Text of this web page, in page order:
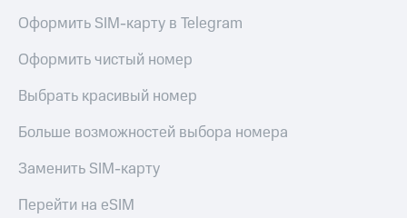
Оформить SIM-карту в Telegram
Оформить чистый номер
Выбрать красивый номер
Больше возможностей выбора номера
Заменить SIM-карту
Перейти на eSIM